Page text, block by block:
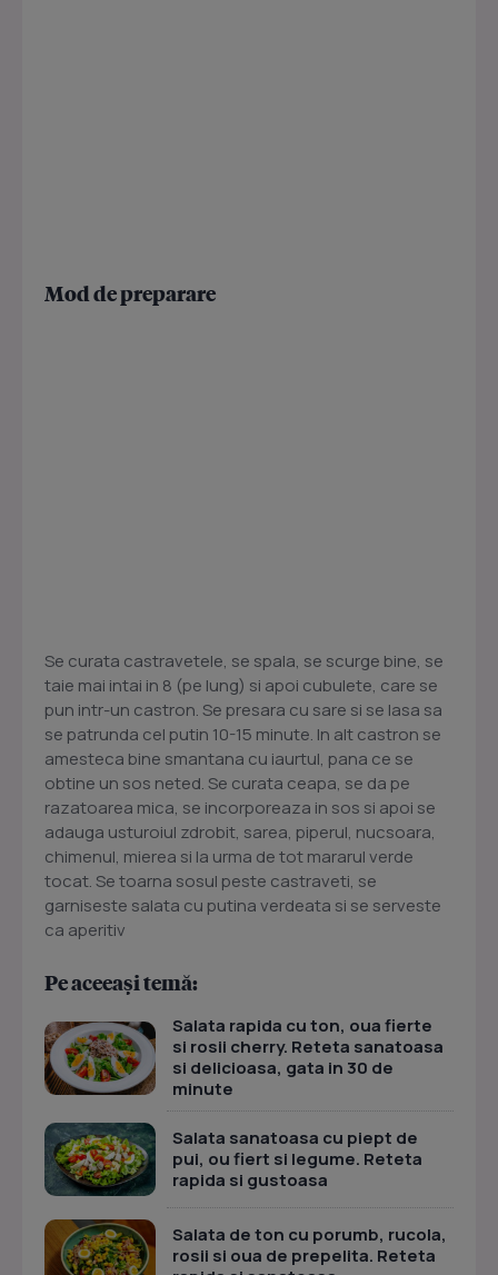
Mod de preparare
Se curata castravetele, se spala, se scurge bine, se
taie mai intai in 8 (pe lung) si apoi cubulete, care se
pun intr-un castron. Se presara cu sare si se lasa sa
se patrunda cel putin 10-15 minute. In alt castron se
amesteca bine smantana cu iaurtul, pana ce se
obtine un sos neted. Se curata ceapa, se da pe
razatoarea mica, se incorporeaza in sos si apoi se
adauga usturoiul zdrobit, sarea, piperul, nucsoara,
chimenul, mierea si la urma de tot mararul verde
tocat. Se toarna sosul peste castraveti, se
garniseste salata cu putina verdeata si se serveste
ca aperitiv
Pe aceeași temă:
Salata rapida cu ton, oua fierte
si rosii cherry. Reteta sanatoasa
si delicioasa, gata in 30 de
minute
Salata sanatoasa cu piept de
pui, ou fiert si legume. Reteta
rapida si gustoasa
Salata de ton cu porumb, rucola,
rosii si oua de prepelita. Reteta